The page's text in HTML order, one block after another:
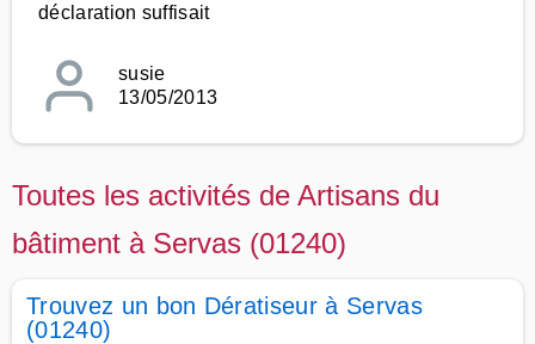
déclaration suffisait
susie
13/05/2013
Toutes les activités de Artisans du
bâtiment à Servas (01240)
Trouvez un bon Dératiseur à Servas
(01240)